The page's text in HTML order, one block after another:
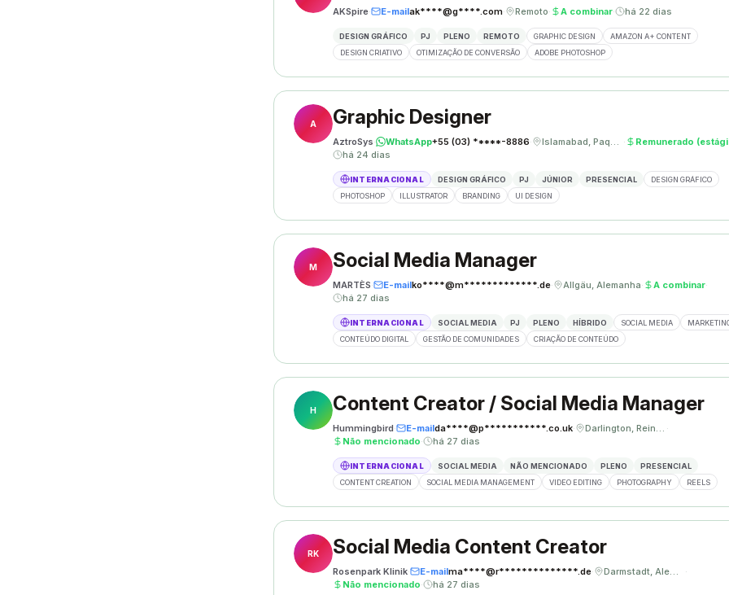
AKSpire· E-mailak****@g****.com· Remoto· A combinar· há 22 dias
DESIGN GRÁFICO PJ PLENO REMOTO GRAPHIC DESIGN
AMAZON A+ CONTENT
DESIGN CRIATIVO
OTIMIZAÇÃO DE CONVERSÃO ADOBE PHOTOSHOP
A Graphic Designer
AztroSys· WhatsApp+55 (03) *****-8886· Islamabad, Paquistão ·
Remunerado
há 24 dias
INTERNACIONAL DESIGN GRÁFICO PJ JÚNIOR PRESENCIAL
DESIGN GRÁFICO
PHOTOSHOP
ILLUSTRATOR BRANDING UI DESIGN
M Social Media Manager
MARTÈS· E-mailko****@m*************.de· Allgäu, Alemanha· A combinar·
há 27 dias
INTERNACIONAL SOCIAL MEDIA PJ PLENO HÍBRIDO SOCIAL MEDIA
CONTEÚDO DIGITAL
GESTÃO DE COMUNIDADES CRIAÇÃO DE CONTEÚDO
H Content Creator / Social Media Manager
Hummingbird· E-mailda****@p***********.co.uk· Darlington, Reino Unido ·
Não mencionado· há 27 dias
INTERNACIONAL SOCIAL MEDIA NÃO MENCIONADO PLENO
PRESENCIAL
CONTENT CREATION
SOCIAL MEDIA MANAGEMENT VIDEO EDITING PHOTOGRAPHY REELS
RK Social Media Content Creator
Rosenpark Klinik· E-mailma****@r**************.de· Darmstadt, Alemanha
·
Não mencionado· há 27 dias